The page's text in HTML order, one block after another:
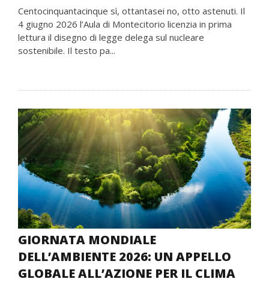
Centocinquantacinque sì, ottantasei no, otto astenuti. Il
4 giugno 2026 l’Aula di Montecitorio licenzia in prima
lettura il disegno di legge delega sul nucleare
sostenibile. Il testo pa...
GIORNATA MONDIALE
DELL’AMBIENTE 2026: UN APPELLO
GLOBALE ALL’AZIONE PER IL CLIMA